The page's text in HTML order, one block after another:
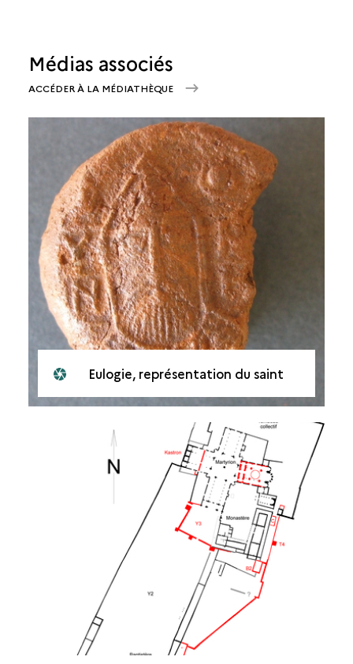
Médias associés
ACCÉDER À LA MÉDIATHÈQUE
Eulogie, représentation du saint